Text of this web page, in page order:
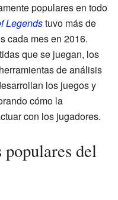
populares en todo
Legendstuvo más de
cada mes en 2016.
que se juegan, los
de análisis
los juegos y
cómo la
con los jugadores.
del